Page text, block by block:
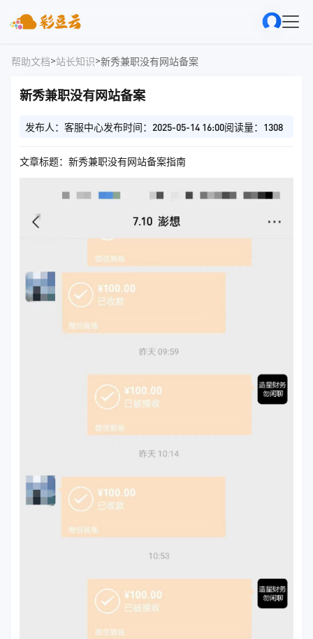
帮助文档>站长知识>新秀兼职没有网站备案
新秀兼职没有网站备案
发布人：客服中心发布时间：2025-05-14 16:00阅读量：1308
文章标题：新秀兼职没有网站备案指南